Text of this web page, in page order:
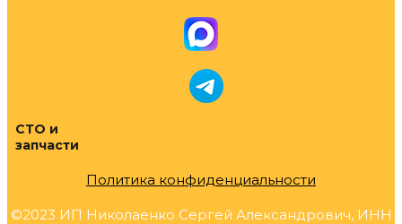
СТО и
запчасти
Политика конфиденциальности
©2023 ИП Николаенко Сергей Александрович, ИНН